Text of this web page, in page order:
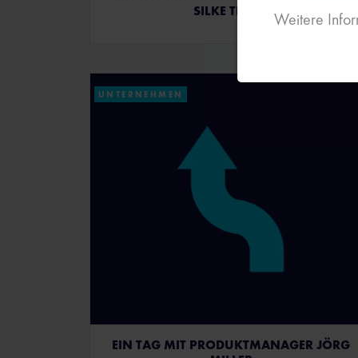
SILKE THOLE
UNTERNEHMEN
EIN TAG MIT PRODUKTMANAGER JÖRG
Weitere